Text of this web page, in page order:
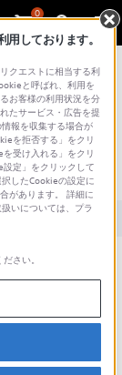
0
ポーネントオーディオ
Q&A
しております。
クエストに相当する利
と呼ばれ、利用を
お客様の利用状況を分
たサービス・広告を提
報を収集する場合が
を拒否する」をクリ
受け入れる」をクリ
定」をクリックして
したCookieの設定に
があります。 詳細に
いについては、プラ
さい。